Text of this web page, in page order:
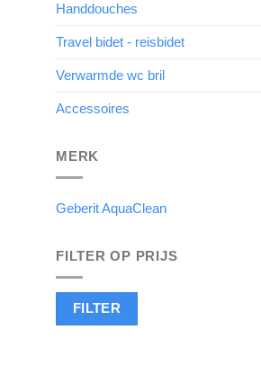
Handdouches
Travel bidet - reisbidet
Verwarmde wc bril
Accessoires
MERK
Geberit AquaClean
FILTER OP PRIJS
Min.
Max.
FILTER